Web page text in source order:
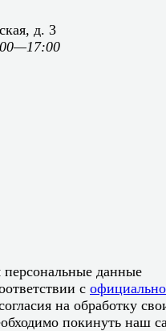
д. 3
данные
с
на обработку
покинуть наш